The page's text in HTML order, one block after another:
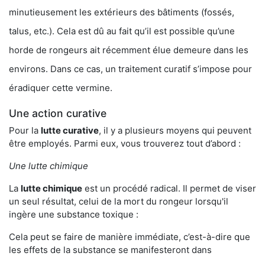
minutieusement les extérieurs des bâtiments (fossés,
talus, etc.). Cela est dû au fait qu’il est possible qu’une
horde de rongeurs ait récemment élue demeure dans les
environs. Dans ce cas, un traitement curatif s’impose pour
éradiquer cette vermine.
Une action curative
Pour la lutte curative, il y a plusieurs moyens qui peuvent
être employés. Parmi eux, vous trouverez tout d’abord :
Une lutte chimique
La lutte chimique est un procédé radical. Il permet de viser
un seul résultat, celui de la mort du rongeur lorsqu'il
ingère une substance toxique :
Cela peut se faire de manière immédiate, c’est-à-dire que
les effets de la substance se manifesteront dans